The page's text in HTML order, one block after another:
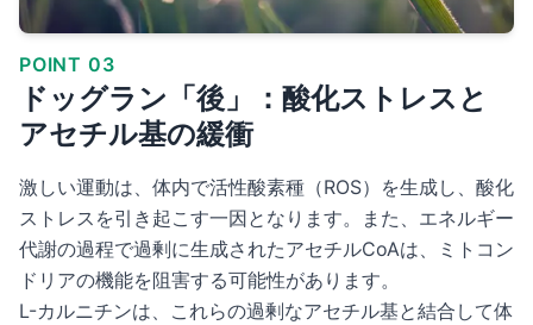
POINT 03
ドッグラン「後」：酸化ストレスと
アセチル基の緩衝
激しい運動は、体内で活性酸素種（ROS）を生成し、酸化
ストレスを引き起こす一因となります。また、エネルギー
代謝の過程で過剰に生成されたアセチルCoAは、ミトコン
ドリアの機能を阻害する可能性があります。
L-カルニチンは、これらの過剰なアセチル基と結合して体